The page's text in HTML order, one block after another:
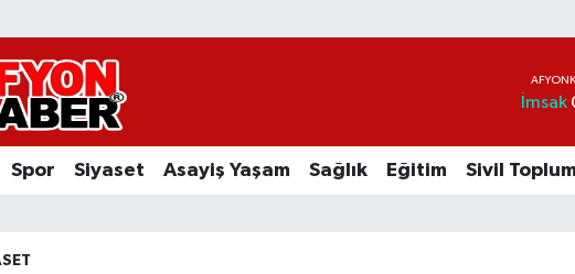
İmsak
Spor Siyaset Asayiş Yaşam Sağlık Eğitim Sivil